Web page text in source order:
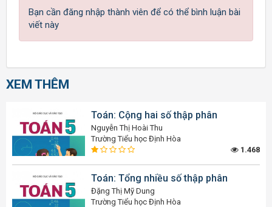
Bạn cần đăng nhập thành viên để có thể bình luận bài
viết này
XEM THÊM
Toán: Cộng hai số thập phân
Nguyễn Thị Hoài Thu
Trường Tiểu học Định Hòa
1.468
Toán: Tổng nhiều số thập phân
Đặng Thị Mỹ Dung
Trường Tiểu học Định Hòa